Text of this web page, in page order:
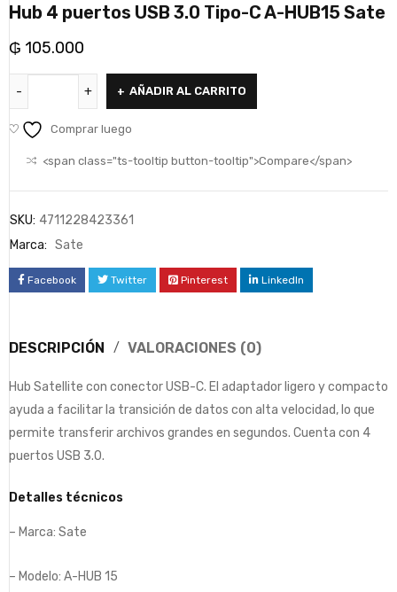
Hub 4 puertos USB 3.0 Tipo-C A-HUB15 Sate
₲ 105.000
AÑADIR AL CARRITO
Comprar luego
<span class="ts-tooltip button-tooltip">Compare</span>
SKU: 4711228423361
Marca: Sate
Facebook Twitter Pinterest LinkedIn
DESCRIPCIÓN VALORACIONES (0)
Hub Satellite con conector USB-C. El adaptador ligero y compacto
ayuda a facilitar la transición de datos con alta velocidad, lo que
permite transferir archivos grandes en segundos. Cuenta con 4
puertos USB 3.0.
Detalles técnicos
– Marca: Sate
– Modelo: A-HUB 15